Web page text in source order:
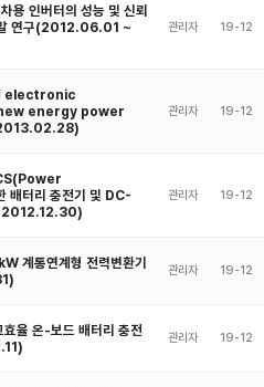
용 인버터의 성능 및 신뢰
발 연구(2012.06.01 ~
관리자 19-12
electronic
energy power
관리자 19-12
터리 충전기 및 DC-
2012.12.30)
관리자 19-12
계통연계형 전력변환기
관리자 19-12
율 온-보드 배터리 충전
관리자 19-12